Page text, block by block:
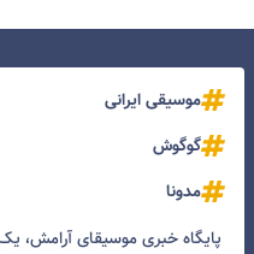
موسیقی ایرانی
گوگوش
مدونا
پایگاه خبری موسیقای آرامش،